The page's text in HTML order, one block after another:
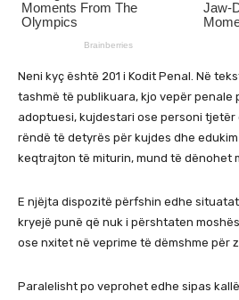
Neni kyç është 201 i Kodit Penal. Në
tashmë të publikuara, kjo vepër penale
adoptuesi, kujdestari ose personi tjetër
rëndë të detyrës për kujdes dhe
keqtrajton të miturin, mund të dënohet
E njëjta dispozitë përfshin edhe
kryejë punë që nuk i përshtaten
ose nxitet në veprime të dëmshme për
Paralelisht po veprohet edhe sipas